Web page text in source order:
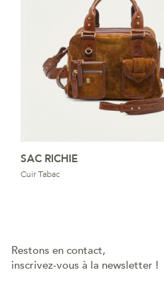
SAC RICHIE
Cuir Tabac
Restons en contact,
inscrivez-vous à la newsletter !